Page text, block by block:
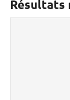
Résultats